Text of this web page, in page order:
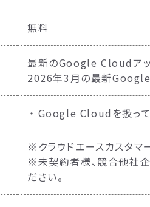
無料
最新のGoogle Cloudア
2026年3月の最新Google
Google Cloudを扱って
※クラウドエースカスタマ
※未契約者様、競合他社
ださい。